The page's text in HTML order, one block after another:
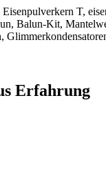
T,
Balun-Kit,
Erfahrung